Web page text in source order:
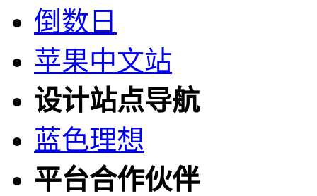
倒数日
苹果中文站
设计站点导航
蓝色理想
平台合作伙伴